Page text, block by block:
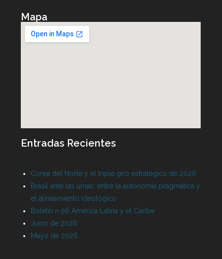
Mapa
Entradas Recientes
Corea del Norte y el triple giro estratégico de 2026
Brasil ante las urnas: entre la autonomía pragmática y
el alineamiento ideológico
Boletín n 96 América Latina y el Caribe
Junio de 2026
Mayo de 2026